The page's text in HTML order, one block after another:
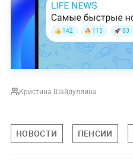
Кристина Шайдуллина
НОВОСТИ ПЕНСИИ